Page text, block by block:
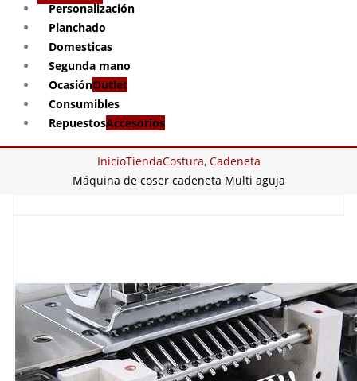
Personalización
Planchado
Domesticas
Segunda mano
OcasiónOutlet
Consumibles
RepuestosAccesorios
InicioTiendaCostura, Cadeneta
Máquina de coser cadeneta Multi aguja